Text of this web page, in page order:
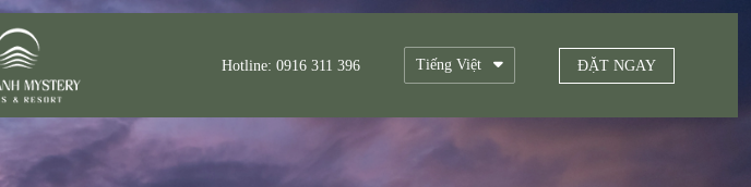
Hotline: 0916 311 396 Tiếng Việt ĐẶT NGAY